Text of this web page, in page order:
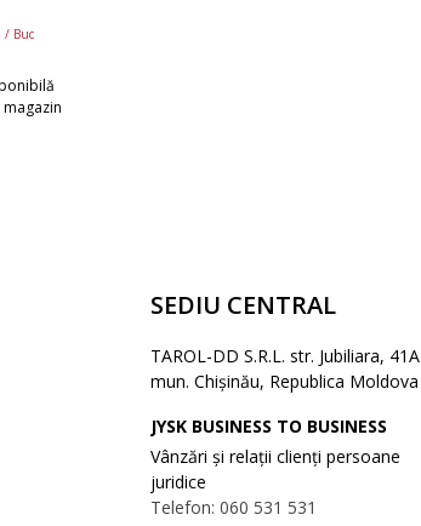
/ Buc
SEDIU CENTRAL
TAROL-DD S.R.L. str. Jubiliara, 41A
mun. Chișinău, Republica Moldova
JYSK BUSINESS TO BUSINESS
Vânzări și relații clienți persoane
juridice
Telefon: 060 531 531